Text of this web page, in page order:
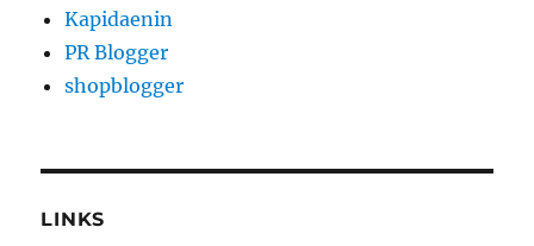
Kapidaenin
PR Blogger
shopblogger
LINKS